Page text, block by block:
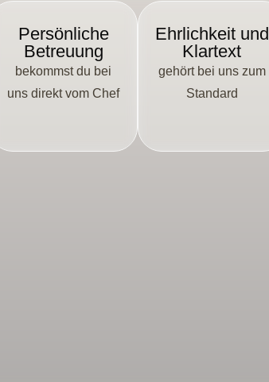
Persönliche
Betreuung
bekommst du bei
uns direkt vom Chef
Ehrlichkeit und
Klartext
gehört bei uns zum
Standard